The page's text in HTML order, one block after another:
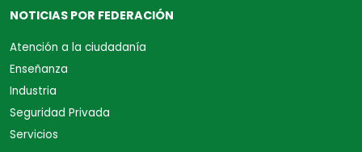
NOTICIAS POR FEDERACIÓN
Atención a la ciudadanía
Enseñanza
Industria
Seguridad Privada
Servicios